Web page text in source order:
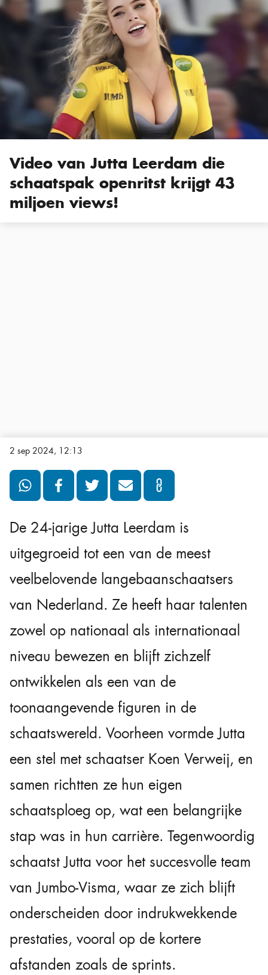
Video van Jutta Leerdam die
schaatspak openritst krijgt 43
miljoen views!
2 sep 2024, 12:13
De 24-jarige Jutta Leerdam is
uitgegroeid tot een van de meest
veelbelovende langebaanschaatsers
van Nederland. Ze heeft haar talenten
zowel op nationaal als internationaal
niveau bewezen en blijft zichzelf
ontwikkelen als een van de
toonaangevende figuren in de
schaatswereld. Voorheen vormde Jutta
een stel met schaatser Koen Verweij, en
samen richtten ze hun eigen
schaatsploeg op, wat een belangrijke
stap was in hun carrière. Tegenwoordig
schaatst Jutta voor het succesvolle team
van Jumbo-Visma, waar ze zich blijft
onderscheiden door indrukwekkende
prestaties, vooral op de kortere
afstanden zoals de sprints.